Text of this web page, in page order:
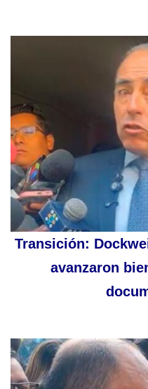
Transición:
avanzaron